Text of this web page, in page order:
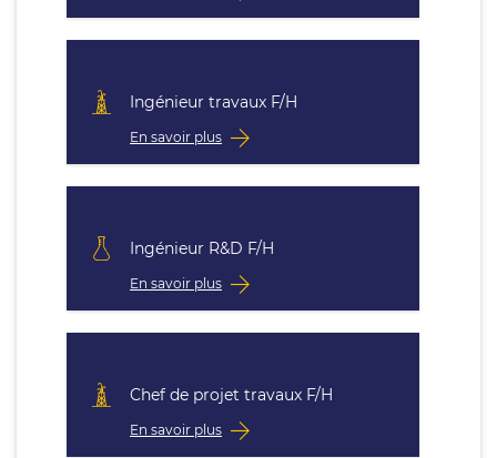
Ingénieur travaux F/H
En savoir plus
Ingénieur R&D F/H
En savoir plus
Chef de projet travaux F/H
En savoir plus